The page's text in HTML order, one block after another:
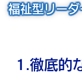
福祉型リー
1.徹底的